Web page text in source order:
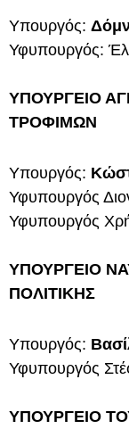
Υπουργός:
Υφυπουργός:
ΥΠΟΥΡΓΕΙΟ
ΤΡΟΦΙΜΩΝ
Υπουργός:
Υφυπουργός
Υφυπουργός
ΥΠΟΥΡΓΕΙΟ
ΠΟΛΙΤΙΚΗΣ
Υπουργός:
Υφυπουργός
ΥΠΟΥΡΓΕΙΟ